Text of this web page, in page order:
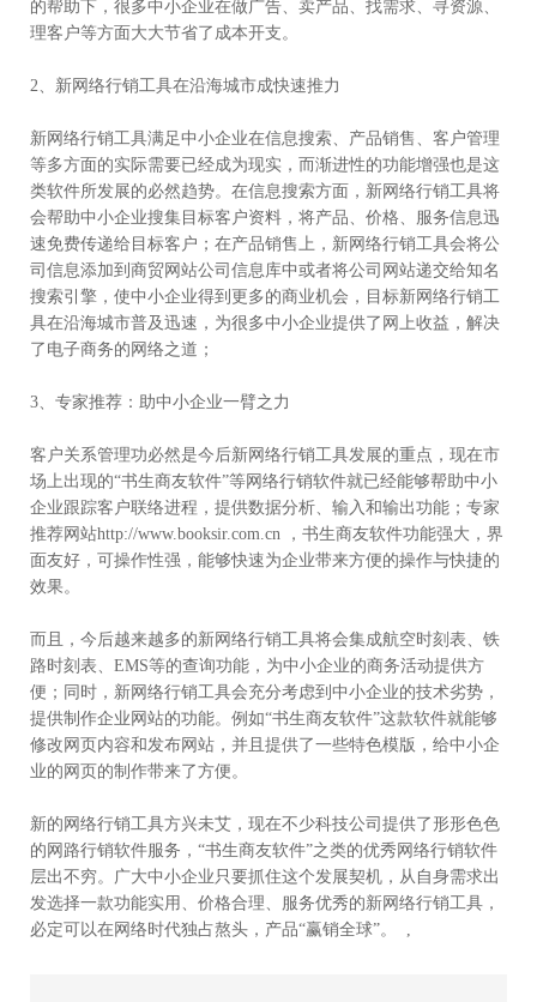
的帮助下，很多中小企业在做广告、卖产品、找需求、寻资源、
理客户等方面大大节省了成本开支。
2、新网络行销工具在沿海城市成快速推力
新网络行销工具满足中小企业在信息搜索、产品销售、客户管理
等多方面的实际需要已经成为现实，而渐进性的功能增强也是这
类软件所发展的必然趋势。在信息搜索方面，新网络行销工具将
会帮助中小企业搜集目标客户资料，将产品、价格、服务信息迅
速免费传递给目标客户；在产品销售上，新网络行销工具会将公
司信息添加到商贸网站公司信息库中或者将公司网站递交给知名
搜索引擎，使中小企业得到更多的商业机会，目标新网络行销工
具在沿海城市普及迅速，为很多中小企业提供了网上收益，解决
了电子商务的网络之道；
3、专家推荐：助中小企业一臂之力
客户关系管理功必然是今后新网络行销工具发展的重点，现在市
场上出现的“书生商友软件”等网络行销软件就已经能够帮助中小
企业跟踪客户联络进程，提供数据分析、输入和输出功能；专家
推荐网站http://www.booksir.com.cn ，书生商友软件功能强大，界
面友好，可操作性强，能够快速为企业带来方便的操作与快捷的
效果。
而且，今后越来越多的新网络行销工具将会集成航空时刻表、铁
路时刻表、EMS等的查询功能，为中小企业的商务活动提供方
便；同时，新网络行销工具会充分考虑到中小企业的技术劣势，
提供制作企业网站的功能。例如“书生商友软件”这款软件就能够
修改网页内容和发布网站，并且提供了一些特色模版，给中小企
业的网页的制作带来了方便。
新的网络行销工具方兴未艾，现在不少科技公司提供了形形色色
的网路行销软件服务，“书生商友软件”之类的优秀网络行销软件
层出不穷。广大中小企业只要抓住这个发展契机，从自身需求出
发选择一款功能实用、价格合理、服务优秀的新网络行销工具，
必定可以在网络时代独占熬头，产品“赢销全球”。 ,